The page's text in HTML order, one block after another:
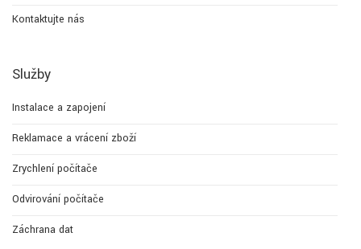
Kontaktujte nás
Služby
Instalace a zapojení
Reklamace a vrácení zboží
Zrychlení počítače
Odvirování počítače
Záchrana dat